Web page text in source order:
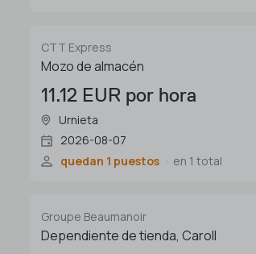
CTT Express
Mozo de almacén
11.12 EUR por hora
Urnieta
2026-08-07
quedan 1 puestos
en 1 total
Groupe Beaumanoir
Dependiente de tienda, Caroll